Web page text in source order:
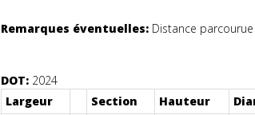
Remarques éventuelles: Distance
DOT: 2024
Largeur
Section Hauteur